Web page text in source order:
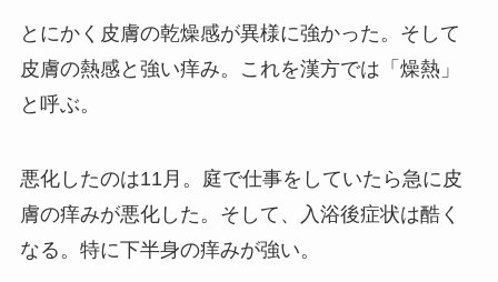
とにかく皮膚の乾燥感が異様に強かった。そして
皮膚の熱感と強い痒み。これを漢方では「燥熱」
と呼ぶ。
悪化したのは11月。庭で仕事をしていたら急に皮
膚の痒みが悪化した。そして、入浴後症状は酷く
なる。特に下半身の痒みが強い。